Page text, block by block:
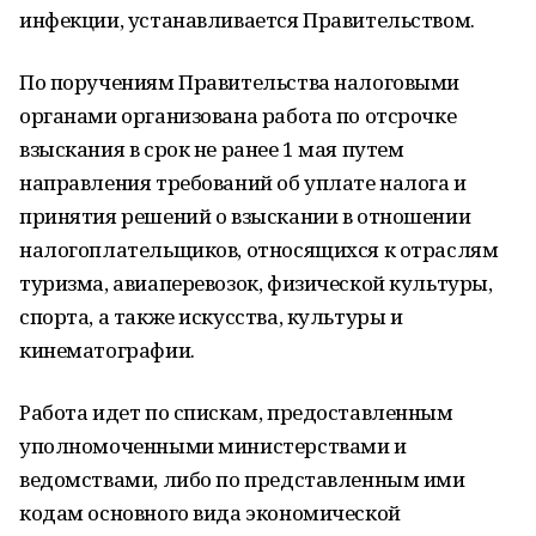
инфекции, устанавливается Правительством.
По поручениям Правительства налоговыми
органами организована работа по отсрочке
взыскания в срок не ранее 1 мая путем
направления требований об уплате налога и
принятия решений о взыскании в отношении
налогоплательщиков, относящихся к отраслям
туризма, авиаперевозок, физической культуры,
спорта, а также искусства, культуры и
кинематографии.
Работа идет по спискам, предоставленным
уполномоченными министерствами и
ведомствами, либо по представленным ими
кодам основного вида экономической